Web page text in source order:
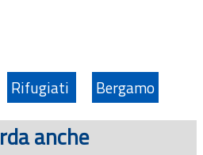
Rifugiati Bergamo
anche